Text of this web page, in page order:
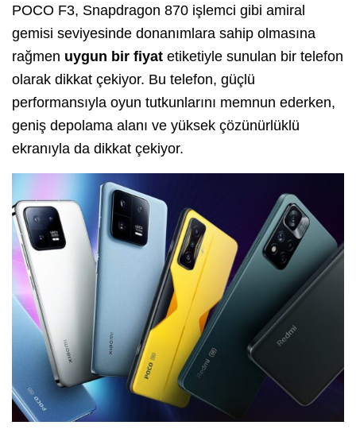
POCO F3, Snapdragon 870 işlemci gibi amiral
gemisi seviyesinde donanımlara sahip olmasına
rağmen uygun bir fiyat etiketiyle sunulan bir telefon
olarak dikkat çekiyor. Bu telefon, güçlü
performansıyla oyun tutkunlarını memnun ederken,
geniş depolama alanı ve yüksek çözünürlüklü
ekranıyla da dikkat çekiyor.